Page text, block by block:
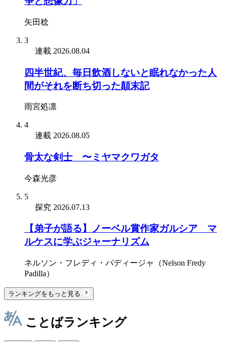
矢田稔
3
連載 2026.08.04
四半世紀、毎日飲酒しないと眠れなかった人
間がそれを断ち切った顛末記
雨宮処凛
4
連載 2026.08.05
骨太な剣士 〜ミヤマクワガタ
今森光彦
5
探究 2026.07.13
【弟子が語る】ノーベル賞作家ガルシア゠マ
ルケスに学ぶジャーナリズム
ネルソン・フレディ・パディージャ（Nelson Fredy
Padilla）
ランキングをもっと見る
ことばランキング